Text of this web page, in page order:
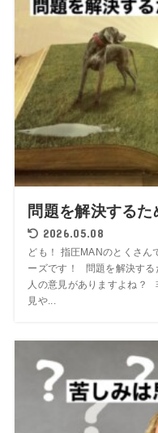
問題を解決する
2026.05.08
ども！ 指圧MANのとくさ
ーズです！ 問題を解決す
人の意見がありますよね？
見や...